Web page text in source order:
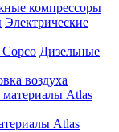
компрессоры
Электрические
Дизельные
воздуха
Atlas